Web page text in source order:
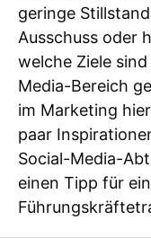
geringe
Ausschuss oder
welche Ziele
Media-Bereich
im Marketing
paar
Social-Media-
einen Tipp für